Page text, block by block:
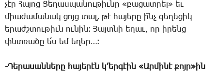
չէր ­Հա­յոց ­Ցե­ղաս­պա­նու­թիւ­նը «բա­ցատ­րել» եւ
միա­ժա­մա­նակ ցոյց տալ, թէ հա­յե­րը ի՜նչ գե­ղե­ցիկ
ե­րաժշտու­թիւն ու­նին։ ­Յայտ­նի ե­ղաւ, որ ի­րենց
փնտռա­ծը ե՛ս եմ ե­ղեր…։
-­Դե­րա­սան­նե­րը հա­յե­րէն կ­՚եր­գէին «Ար­մի­նէ քոյր»ին